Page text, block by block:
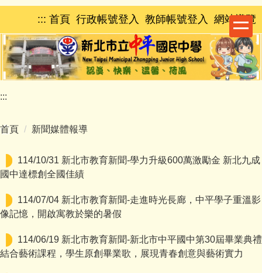
跳
主
要
內
容
區
::: 首頁 行政帳號登入 教師帳號登入 網站導覽
:::
首頁 新聞媒體報導
114/10/31 新北市教育新聞-學力升級600萬激勵金 新北九成
國中達標創全國佳績
114/07/04 新北市教育新聞-走進時光長廊，中平學子重溫影
像記憶，開啟寓教於樂的暑假
114/06/19 新北市教育新聞-新北市中平國中第30屆畢業典禮
結合藝術課程，學生原創畢業歌，展現青春創意與藝術實力